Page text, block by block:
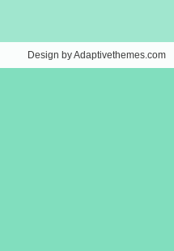
Design by Adaptivethemes.com